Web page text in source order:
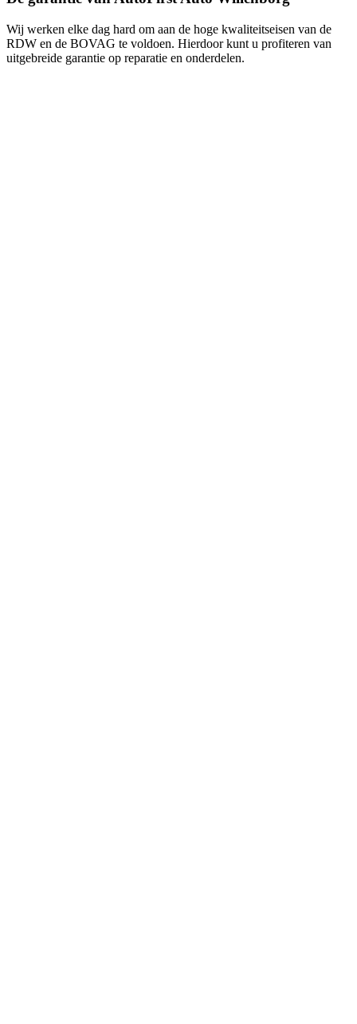
Wij werken elke dag hard om aan de hoge kwaliteitseisen van de
RDW en de BOVAG te voldoen. Hierdoor kunt u profiteren van
uitgebreide garantie op reparatie en onderdelen.